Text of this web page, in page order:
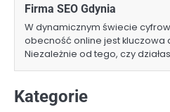
Firma SEO Gdynia
W dynamicznym świecie
obecność online jest kluczowa
Niezależnie od tego, czy
Kategorie